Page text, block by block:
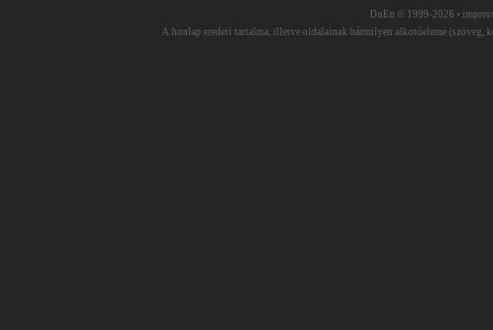
DuEn © 1999-2026 •
A honlap eredeti tartalma, illetve oldalainak bármilyen alkotóeleme (szöveg,